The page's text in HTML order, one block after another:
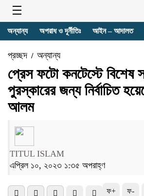
অন্যান্য অপরাধ ও দূর্নীতিঃ আইন – আদালত
প্রচ্ছদ/ অন্যান্য
প্রেস ফটো কনটেস্টে বিশেষ
পুরস্কারের জন্য নির্বাচিত
আলম
TITUL ISLAM
এপ্রিল ১০, ২০২৩ ১:৩৫ অপরাহ্ণ
ফ+ ফ-